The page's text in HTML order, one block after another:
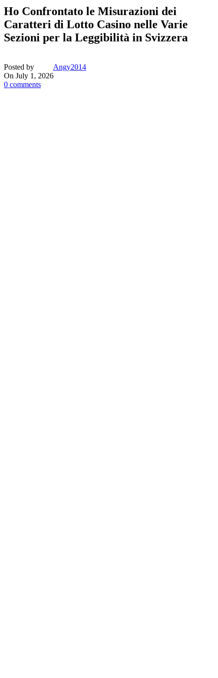
Ho Confrontato le Misurazioni dei
Caratteri di Lotto Casino nelle Varie
Sezioni per la Leggibilità in Svizzera
Posted by
Angy2014
On July 1, 2026
0 comments